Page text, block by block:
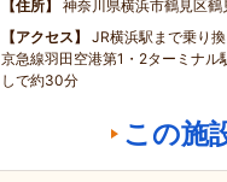
住所
神奈川県横浜市鶴見区
アクセス
JR横浜駅まで乗り
京急線羽田空港第1・2ターミナル
しで約30分
この施